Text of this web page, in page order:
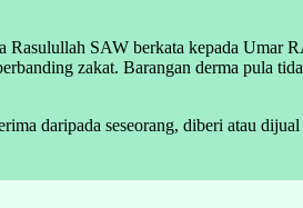
SAW berkata kepada Umar
zakat. Barangan derma pula
daripada seseorang, diberi atau